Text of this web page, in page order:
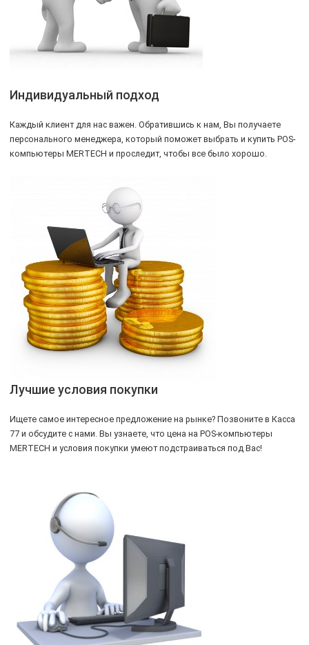
Индивидуальный подход
Каждый клиент для нас важен. Обратившись к нам, Вы получаете
персонального менеджера, который поможет выбрать и купить POS-
компьютеры MERTECH и проследит, чтобы все было хорошо.
Лучшие условия покупки
Ищете самое интересное предложение на рынке? Позвоните в Касса
77 и обсудите с нами. Вы узнаете, что цена на POS-компьютеры
MERTECH и условия покупки умеют подстраиваться под Вас!